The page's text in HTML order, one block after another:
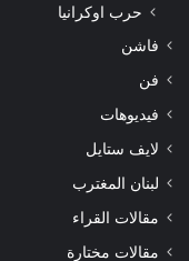
حرب اوكرانيا
فاشن
فن
فيديوهات
لايف ستايل
لبنان المغترب
مقالات القراء
مقالات مختارة